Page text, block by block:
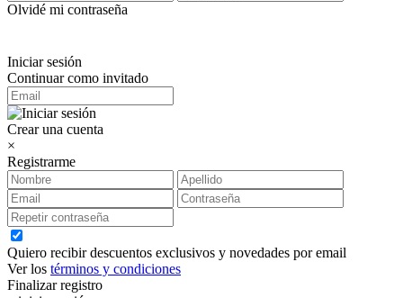
Olvidé mi contraseña
Iniciar sesión
Continuar como invitado
Crear una cuenta
×
Registrarme
Quiero recibir descuentos exclusivos y novedades por email
Ver los términos y condiciones
Finalizar registro